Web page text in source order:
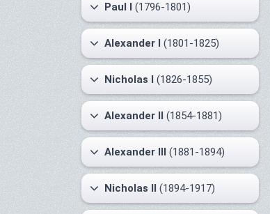
Paul I (1796-1801)
Alexander I (1801-1825)
Nicholas I (1826-1855)
Alexander II (1854-1881)
Alexander III (1881-1894)
Nicholas II (1894-1917)